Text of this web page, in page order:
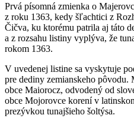
Prvá písomná zmienka o
z roku 1363, kedy šľachtici z
Čičva, ku ktorému patrila aj táto
a z rozsahu listiny vyplýva, že
rokom 1363.
V uvedenej listine sa vyskytuje
pre dediny zemianskeho pôvodu.
obce Maiorocz, odvodený od
obce Mojorovce korení v
prezývkou tunajšieho šoltýsa.